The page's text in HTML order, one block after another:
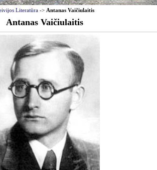
Literatūra -> Antanas Vaičiulaitis
Antanas Vaičiulaitis